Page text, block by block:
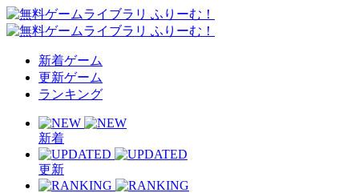
新着ゲーム
更新ゲーム
ランキング
新着
更新